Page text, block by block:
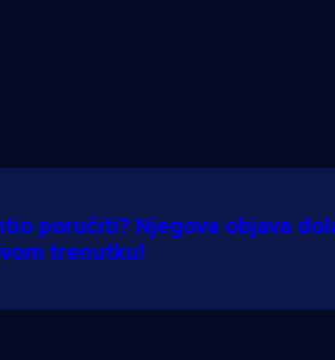
poručiti? Njegova objava
trenutku!